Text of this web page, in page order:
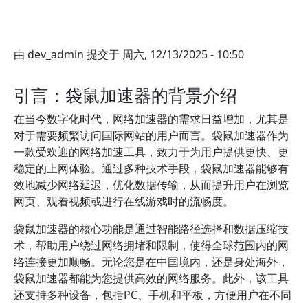
由 dev_admin 提交于 周六, 12/13/2025 - 10:50
引言：袋鼠加速器的背景介绍
在当今数字化时代，网络加速器的需求日益增加，尤其是
对于需要频繁访问国际网站的用户而言。袋鼠加速器作为
一款受欢迎的网络加速工具，致力于为用户提供更快、更
稳定的上网体验。通过多种技术手段，袋鼠加速器能够有
效地减少网络延迟，优化数据传输，从而提升用户在浏览
网页、观看视频或进行在线游戏时的流畅度。
袋鼠加速器的核心功能是通过智能路径选择和数据压缩技
术，帮助用户绕过网络拥堵和限制，使得全球范围内的网
络连接更加顺畅。无论您是在中国境内，还是身处海外，
袋鼠加速器都能为您提供高效的网络服务。此外，该工具
还支持多种设备，包括PC、手机和平板，方便用户在不同